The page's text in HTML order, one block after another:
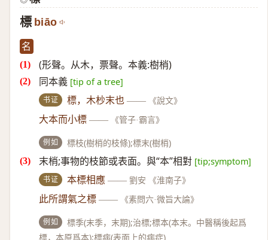
標 biāo
名
(形聲。从木，票聲。本義:樹梢)
同本義 [tip of a tree]
书证 標，木杪末也 —— 《說文》
大本而小標 —— 《管子·霸言》
例如 標枝(樹梢的枝條);標末(樹梢)
末梢;事物的枝節或表面。與“本”相對 [tip;symptom]
书证 本標相應 —— 劉安 《淮南子》
此所謂氣之標 —— 《素問六·微旨大論》
例如
標季(末季，末期);治標;標本(本末。中醫稱後起爲
標，本原爲本);標病(表面上的病症)